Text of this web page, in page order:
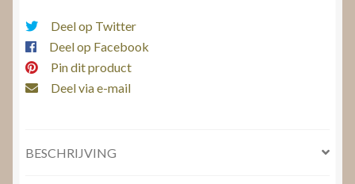
Deel op Twitter
Deel op Facebook
Pin dit product
Deel via e-mail
BESCHRIJVING